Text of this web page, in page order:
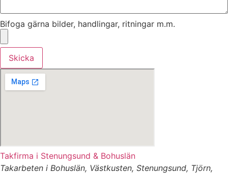
Bifoga gärna bilder, handlingar, ritningar m.m.
Skicka
Takfirma i Stenungsund & Bohuslän
Takarbeten i Bohuslän, Västkusten, Stenungsund, Tjörn,